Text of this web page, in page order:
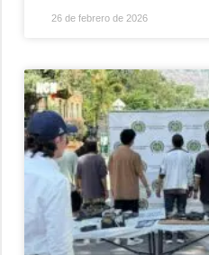
26 de febrero de 2026